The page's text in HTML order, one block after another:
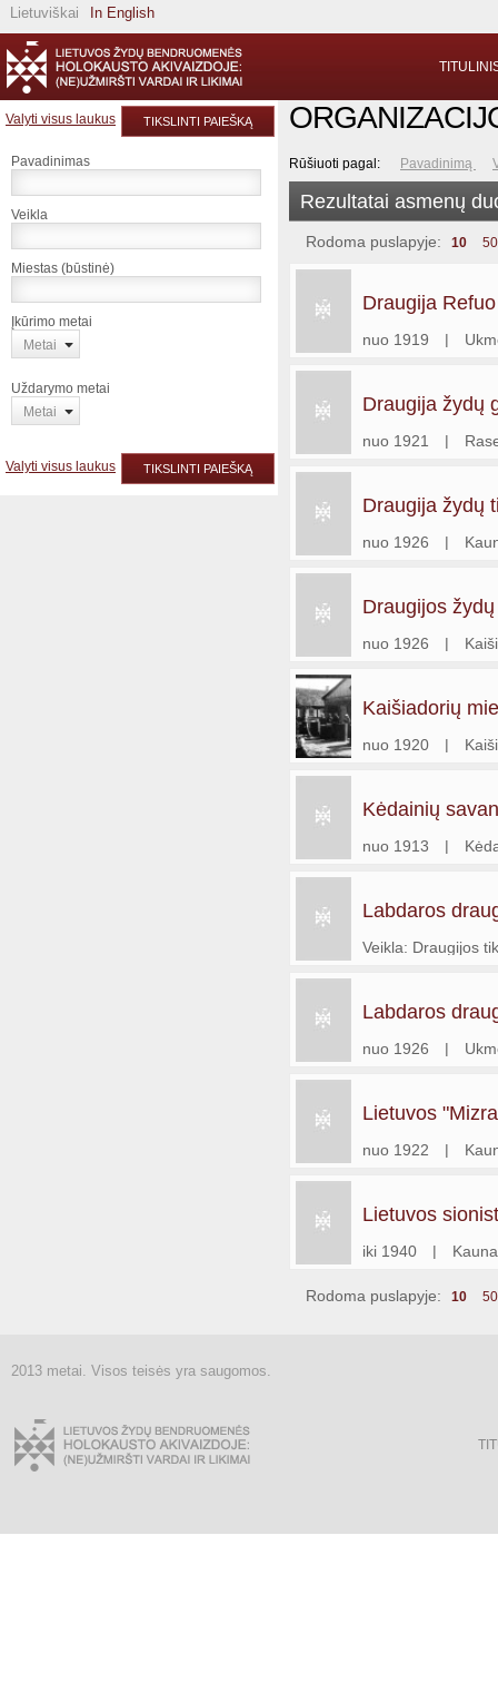
Lietuviškai In English
Valyti visus laukus TIKSLINTI PAIEŠKĄ
Pavadinimas
Veikla
Miestas (būstinė)
Įkūrimo metai
Metai
Uždarymo metai
Metai
Valyti visus laukus TIKSLINTI PAIEŠKĄ
Rūšiuoti pagal: Pavadinimą
Rezultatai asmenų
Rodoma puslapyje: 10 50
Draugija
nuo 1919 |
Draugija žydų
nuo 1921 |
Draugija žydų
nuo 1926 |
Draugijos
Kaišiadorių
nuo 1926 |
Kaišiadorių
draugija
nuo 1920 |
Kėdainių
nuo 1913 |
Labdaros
Veikla: Draugijos
Labdaros
nuo 1926 |
Lietuvos
nuo 1922 |
Lietuvos
iki 1940 |
Rodoma puslapyje: 10 50
2013 metai. Visos teisės yra saugomos.